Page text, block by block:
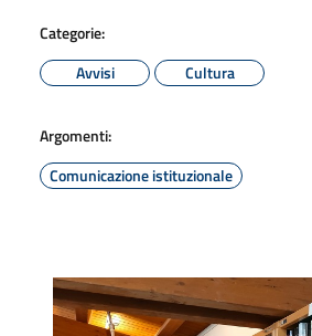
Categorie:
Avvisi
Cultura
Argomenti:
Comunicazione istituzionale